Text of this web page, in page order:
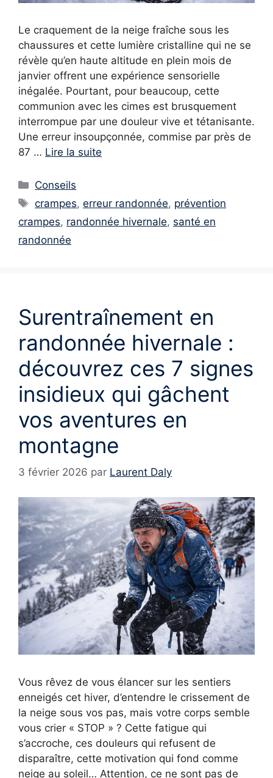
Le craquement de la neige fraîche sous les
chaussures et cette lumière cristalline qui ne se
révèle qu’en haute altitude en plein mois de
janvier offrent une expérience sensorielle
inégalée. Pourtant, pour beaucoup, cette
communion avec les cimes est brusquement
interrompue par une douleur vive et tétanisante.
Une erreur insoupçonnée, commise par près de
87 … Lire la suite
Catégories
Conseils
Étiquettes
crampes,erreur randonnée, prévention
crampes, randonnée hivernale, santé en
randonnée
Surentraînement en
randonnée hivernale :
découvrez ces 7 signes
insidieux qui gâchent
vos aventures en
montagne
3 février 2026 par Laurent Daly
Vous rêvez de vous élancer sur les sentiers
enneigés cet hiver, d’entendre le crissement de
la neige sous vos pas, mais votre corps semble
vous crier « STOP » ? Cette fatigue qui
s’accroche, ces douleurs qui refusent de
disparaître, cette motivation qui fond comme
neige au soleil… Attention, ce ne sont pas de